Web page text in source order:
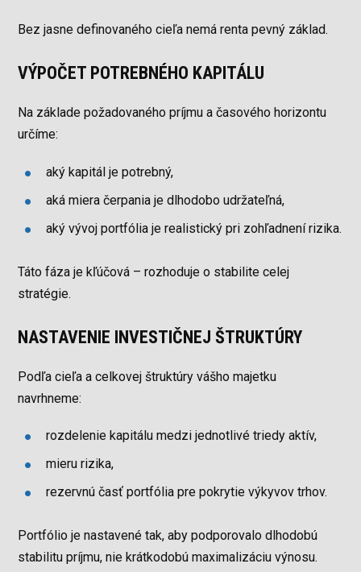
Bez jasne definovaného cieľa nemá renta pevný základ.
VÝPOČET POTREBNÉHO KAPITÁLU
Na základe požadovaného príjmu a časového horizontu
určíme:
aký kapitál je potrebný,
aká miera čerpania je dlhodobo udržateľná,
aký vývoj portfólia je realistický pri zohľadnení rizika.
Táto fáza je kľúčová – rozhoduje o stabilite celej
stratégie.
NASTAVENIE INVESTIČNEJ ŠTRUKTÚRY
Podľa cieľa a celkovej štruktúry vášho majetku
navrhneme:
rozdelenie kapitálu medzi jednotlivé triedy aktív,
mieru rizika,
rezervnú časť portfólia pre pokrytie výkyvov trhov.
Portfólio je nastavené tak, aby podporovalo dlhodobú
stabilitu príjmu, nie krátkodobú maximalizáciu výnosu.